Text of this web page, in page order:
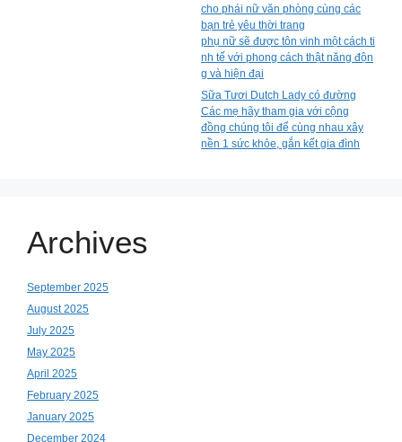
cho phái nữ văn phòng cùng các
bạn trẻ yêu thời trang
phụ nữ sẽ được tôn vinh một cách ti
nh tế với phong cách thật năng độn
g và hiện đại
Sữa Tươi Dutch Lady có đường
Các mẹ hãy tham gia với cộng
đồng chúng tôi để cùng nhau xây
nền 1 sức khỏe, gắn kết gia đình
Archives
September 2025
August 2025
July 2025
May 2025
April 2025
February 2025
January 2025
December 2024